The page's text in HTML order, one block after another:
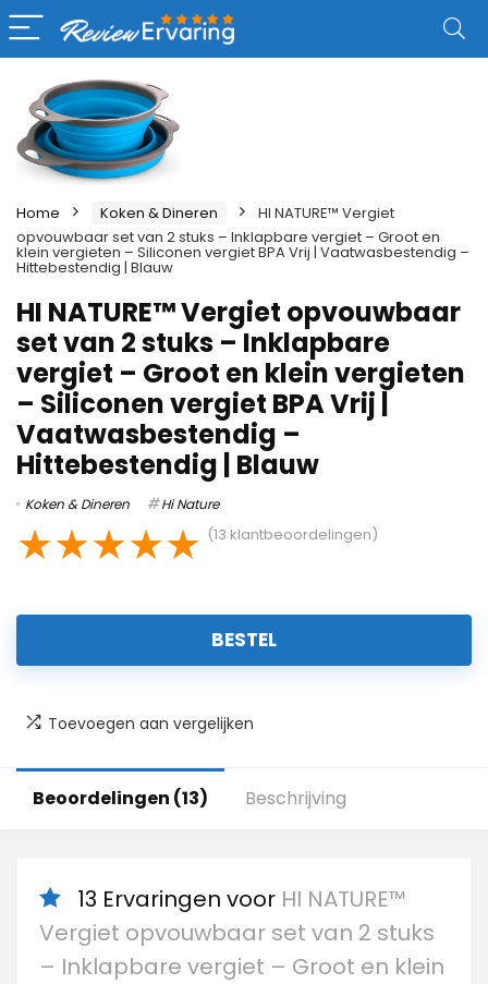
Home Koken & Dineren
HI NATURE™ Vergiet
opvouwbaar set van 2 stuks – Inklapbare vergiet – Groot en
klein vergieten – Siliconen vergiet BPA Vrij | Vaatwasbestendig –
Hittebestendig | Blauw
HI NATURE™ Vergiet opvouwbaar
set van 2 stuks – Inklapbare
vergiet – Groot en klein vergieten
– Siliconen vergiet BPA Vrij |
Vaatwasbestendig –
Hittebestendig | Blauw
Koken & Dineren Hi Nature
★★★★★ (13 klantbeoordelingen)
BESTEL
Toevoegen aan vergelijken
Beoordelingen (13) Beschrijving
13 Ervaringen voor HI NATURE™
Vergiet opvouwbaar set van 2 stuks
– Inklapbare vergiet – Groot en klein